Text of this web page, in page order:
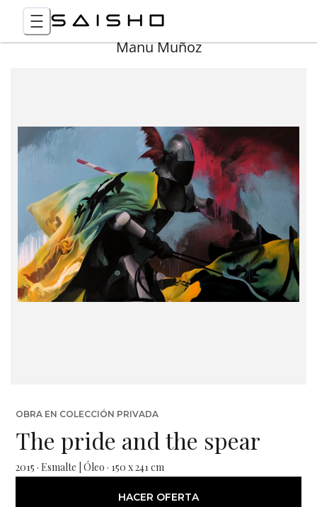
Manu Muñoz
OBRA EN COLECCIÓN PRIVADA
The pride and the spear
2015 · Esmalte | Óleo · 150 x 241 cm
HACER OFERTA